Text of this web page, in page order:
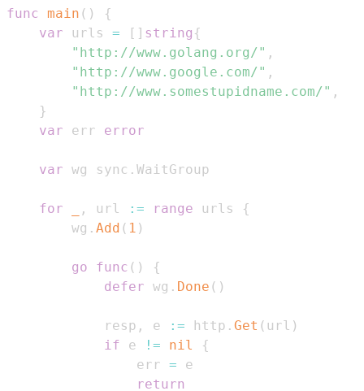
func main ( )
{
var urls = [ ] string {
"http://www.golang.org/" ,
"http://www.google.com/" ,
"http://www.somestupidname.com/" ,
}
var err error
var wg sync .
for , url := range urls
{
        wg
. Add ( 1 )
go func ( )
{
defer wg . Done ( )
            resp
, e := http . Get ( url )
if e != nil
{
                err
=
return